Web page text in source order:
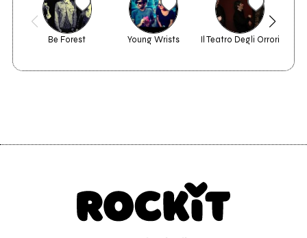
Be Forest Young Wrists Il Teatro Degli Orrori